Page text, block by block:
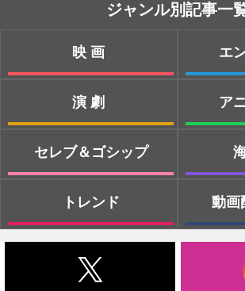
ジャンル別記事一
映画
演劇
セレブ＆ゴシップ
トレンド
エ
ア
動画